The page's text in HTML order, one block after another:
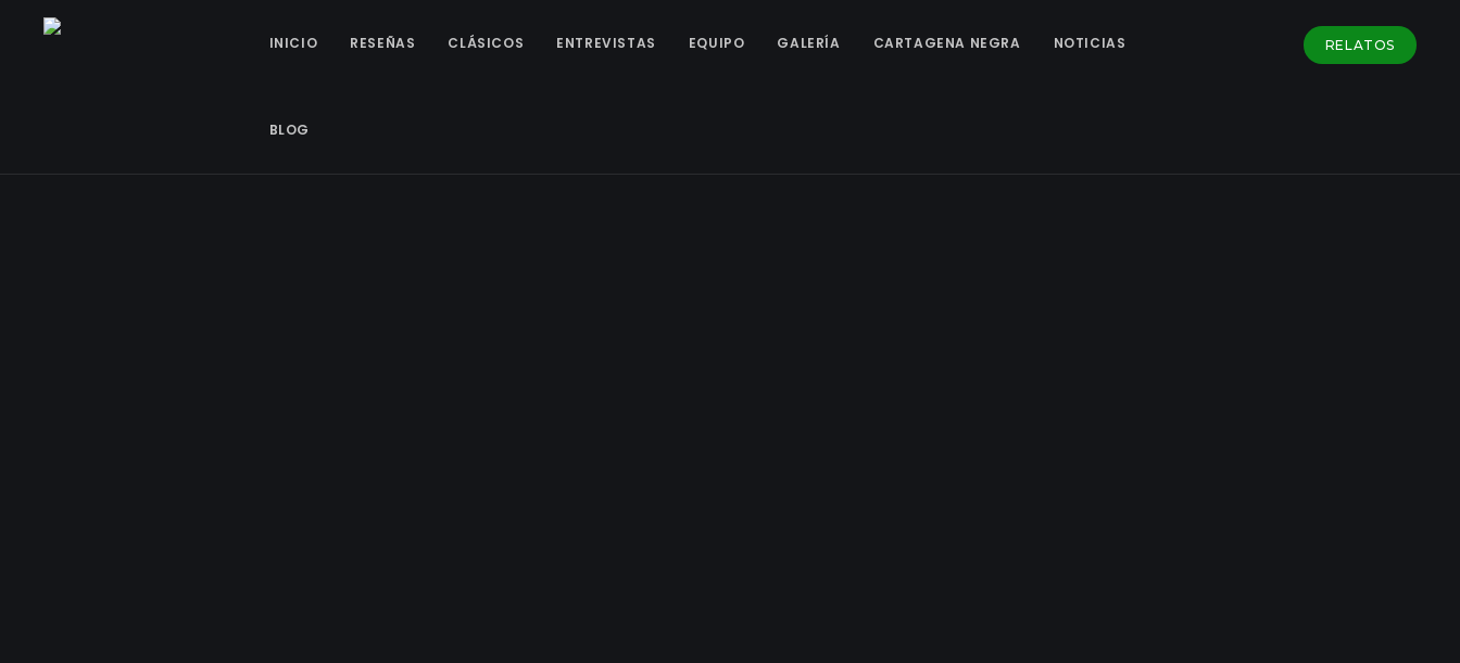
INICIO RESEÑAS CLÁSICOS ENTREVISTAS EQUIPO GALERÍA CARTAGENA NEGRA NOTICIAS
BLOG
RELATOS